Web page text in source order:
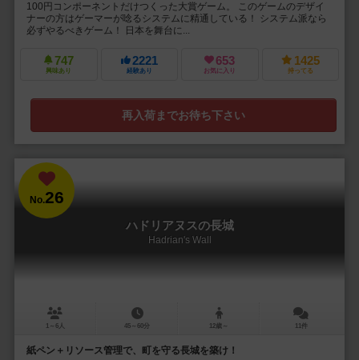
100円コンポーネントだけつくった大賞ゲーム。 このゲームのデザイ
ナーの方はゲーマーが唸るシステムに精通している！ システム派なら
必ずやるべきゲーム！ 日本を舞台に...
747
興味あり
2221
経験あり
653
お気に入り
1425
持ってる
再入荷までお待ち下さい
No.26
ハドリアヌスの長城
Hadrian's Wall
1～6人 45～60分 12歳～ 11件
紙ペン＋リソース管理で、町を守る長城を築け！